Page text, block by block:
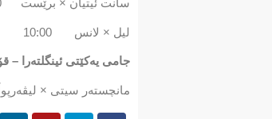
سانت ئیتیان × برێست 6:00
لیل × لانس 10:00
جامی یەکێتی ئینگلتەرا –
مانچستەر سیتی ×